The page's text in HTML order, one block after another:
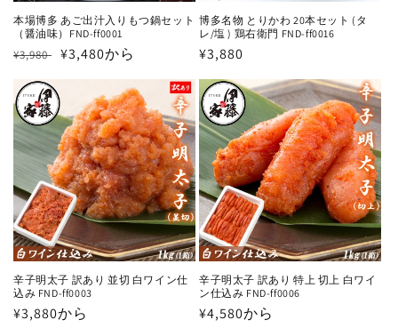
本場博多 あご出汁入りもつ鍋セット
（醤油味）FND-ff0001
通
価
格
¥3,980 セ
価
格
¥3,480から
博多名物 とりかわ 20本セット (タ
レ/塩 ) 鶏右衛門 FND-ff0016
通
価
格
¥3,880
辛子明太子 訳あり 並切 白ワイン仕
込み FND-ff0003
通
¥3,880から
辛子明太子 訳あり 特上 切上 白ワイ
ン仕込み FND-ff0006
通
¥4,580から